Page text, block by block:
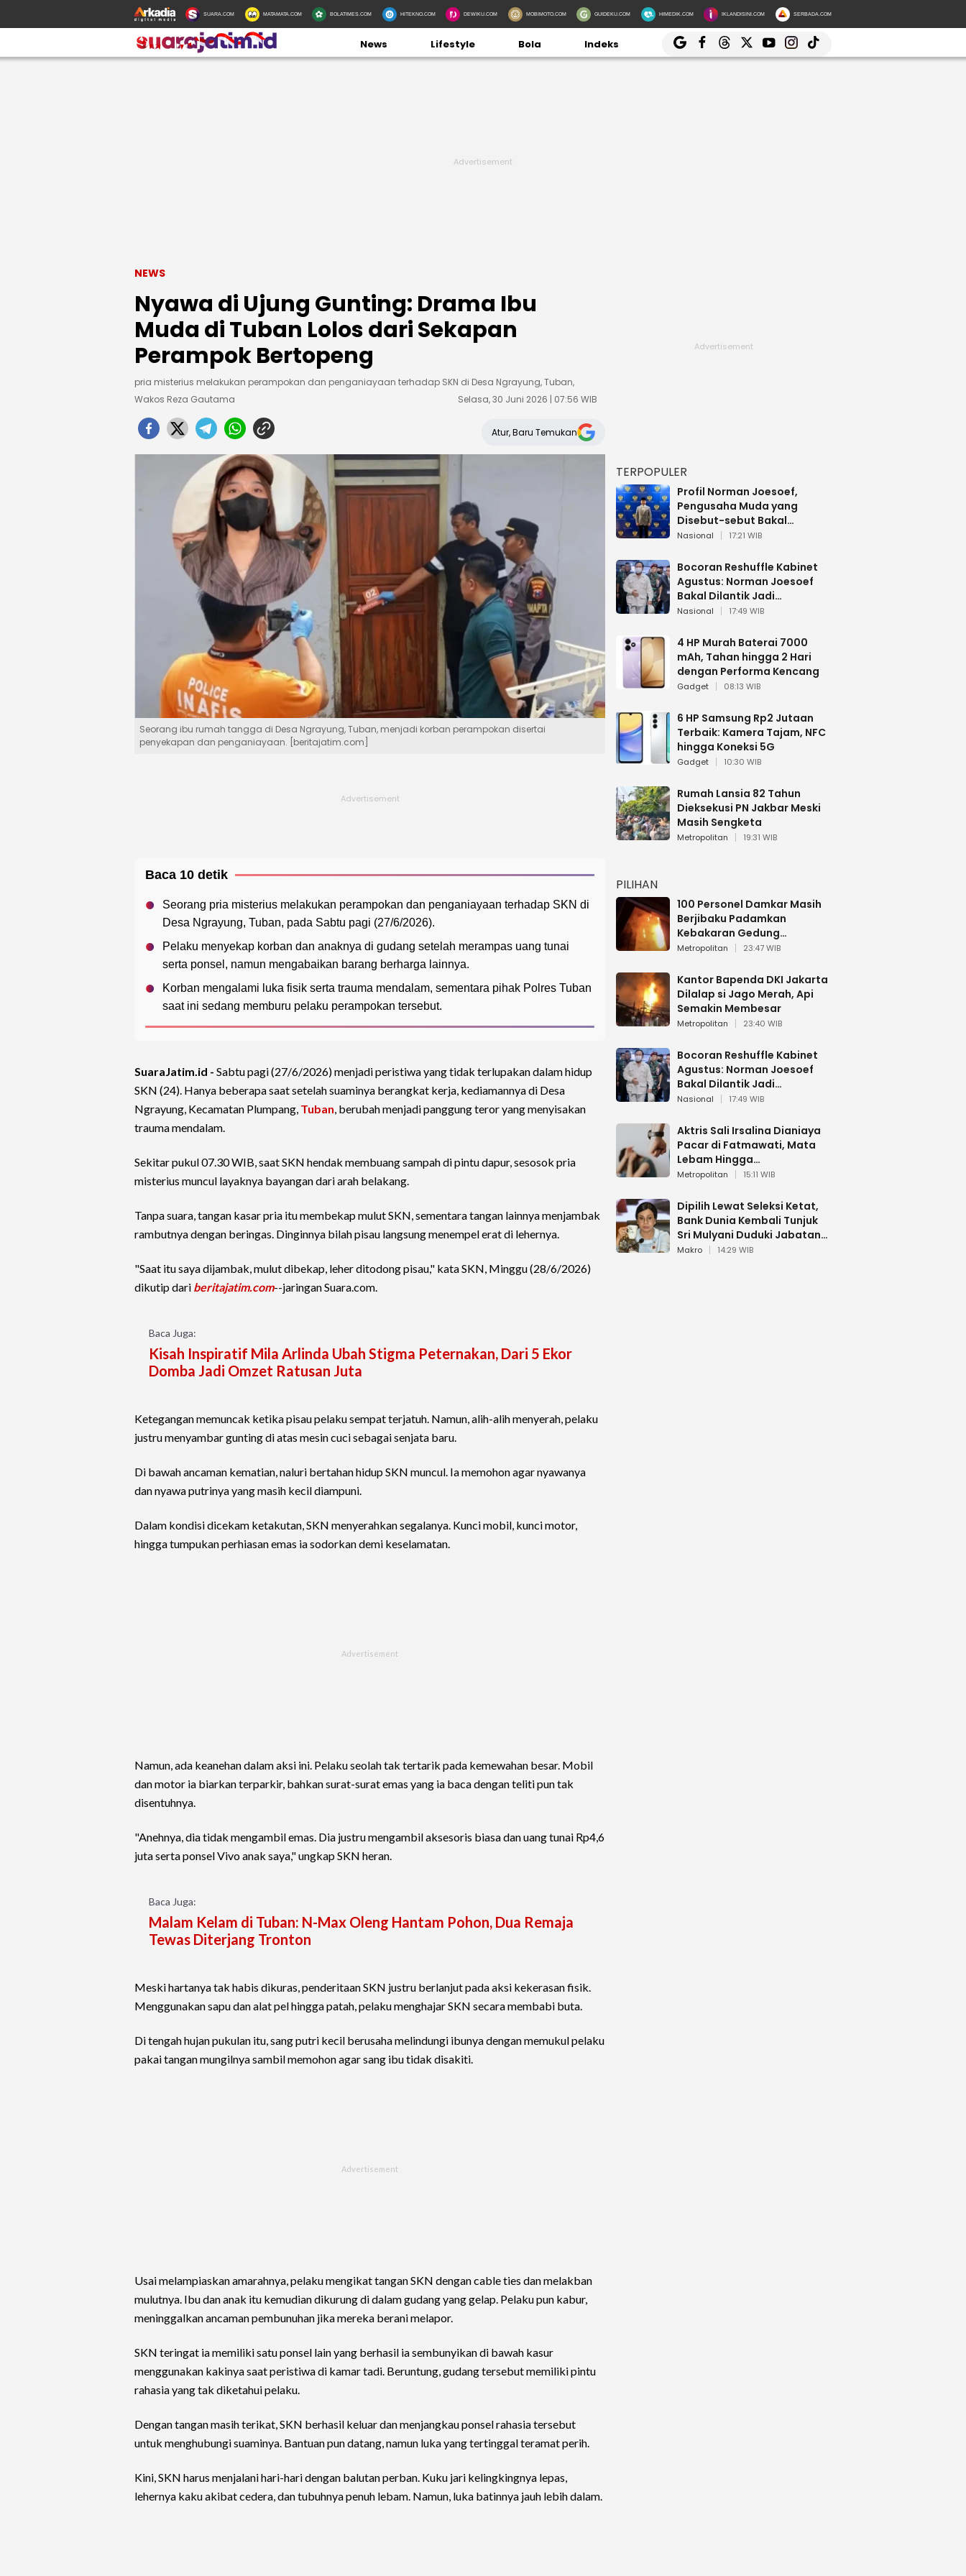
SUARA.COM MATAMATA.COM BOLATIMES.COM HITEKNO.COM DEWIKU.COM MOBIMOTO.COM GUIDEKU.COM HIMEDIK.COM IKLANDISINI.COM SERBADA.COM
News Lifestyle Bola Indeks
NEWS
Nyawa di Ujung Gunting: Drama Ibu
Muda di Tuban Lolos dari Sekapan
Perampok Bertopeng
pria misterius melakukan perampokan dan penganiayaan terhadap SKN di Desa Ngrayung, Tuban,
Wakos Reza Gautama
Selasa, 30 Juni 2026 | 07:56 WIB
Atur, Baru Temukan
Seorang ibu rumah tangga di Desa Ngrayung, Tuban, menjadi korban perampokan disertai
penyekapan dan penganiayaan. [beritajatim.com]
Baca 10 detik
Seorang pria misterius melakukan perampokan dan penganiayaan terhadap SKN di
Desa Ngrayung, Tuban, pada Sabtu pagi (27/6/2026).
Pelaku menyekap korban dan anaknya di gudang setelah merampas uang tunai
serta ponsel, namun mengabaikan barang berharga lainnya.
Korban mengalami luka fisik serta trauma mendalam, sementara pihak Polres Tuban
saat ini sedang memburu pelaku perampokan tersebut.
SuaraJatim.id - Sabtu pagi (27/6/2026) menjadi peristiwa yang tidak terlupakan dalam hidup
SKN (24). Hanya beberapa saat setelah suaminya berangkat kerja, kediamannya di Desa
Ngrayung, Kecamatan Plumpang, Tuban, berubah menjadi panggung teror yang menyisakan
trauma mendalam.
Sekitar pukul 07.30 WIB, saat SKN hendak membuang sampah di pintu dapur, sesosok pria
misterius muncul layaknya bayangan dari arah belakang.
Tanpa suara, tangan kasar pria itu membekap mulut SKN, sementara tangan lainnya menjambak
rambutnya dengan beringas. Dinginnya bilah pisau langsung menempel erat di lehernya.
"Saat itu saya dijambak, mulut dibekap, leher ditodong pisau," kata SKN, Minggu (28/6/2026)
dikutip dari beritajatim.com--jaringan Suara.com.
Baca Juga:
Kisah Inspiratif Mila Arlinda Ubah Stigma Peternakan, Dari 5 Ekor
Domba Jadi Omzet Ratusan Juta
Ketegangan memuncak ketika pisau pelaku sempat terjatuh. Namun, alih-alih menyerah, pelaku
justru menyambar gunting di atas mesin cuci sebagai senjata baru.
Di bawah ancaman kematian, naluri bertahan hidup SKN muncul. Ia memohon agar nyawanya
dan nyawa putrinya yang masih kecil diampuni.
Dalam kondisi dicekam ketakutan, SKN menyerahkan segalanya. Kunci mobil, kunci motor,
hingga tumpukan perhiasan emas ia sodorkan demi keselamatan.
Namun, ada keanehan dalam aksi ini. Pelaku seolah tak tertarik pada kemewahan besar. Mobil
dan motor ia biarkan terparkir, bahkan surat-surat emas yang ia baca dengan teliti pun tak
disentuhnya.
"Anehnya, dia tidak mengambil emas. Dia justru mengambil aksesoris biasa dan uang tunai Rp4,6
juta serta ponsel Vivo anak saya," ungkap SKN heran.
Baca Juga:
Malam Kelam di Tuban: N-Max Oleng Hantam Pohon, Dua Remaja
Tewas Diterjang Tronton
Meski hartanya tak habis dikuras, penderitaan SKN justru berlanjut pada aksi kekerasan fisik.
Menggunakan sapu dan alat pel hingga patah, pelaku menghajar SKN secara membabi buta.
Di tengah hujan pukulan itu, sang putri kecil berusaha melindungi ibunya dengan memukul pelaku
pakai tangan mungilnya sambil memohon agar sang ibu tidak disakiti.
Usai melampiaskan amarahnya, pelaku mengikat tangan SKN dengan cable ties dan melakban
mulutnya. Ibu dan anak itu kemudian dikurung di dalam gudang yang gelap. Pelaku pun kabur,
meninggalkan ancaman pembunuhan jika mereka berani melapor.
SKN teringat ia memiliki satu ponsel lain yang berhasil ia sembunyikan di bawah kasur
menggunakan kakinya saat peristiwa di kamar tadi. Beruntung, gudang tersebut memiliki pintu
rahasia yang tak diketahui pelaku.
Dengan tangan masih terikat, SKN berhasil keluar dan menjangkau ponsel rahasia tersebut
untuk menghubungi suaminya. Bantuan pun datang, namun luka yang tertinggal teramat perih.
Kini, SKN harus menjalani hari-hari dengan balutan perban. Kuku jari kelingkingnya lepas,
lehernya kaku akibat cedera, dan tubuhnya penuh lebam. Namun, luka batinnya jauh lebih dalam.
TERPOPULER
Profil Norman Joesoef,
Pengusaha Muda yang
Disebut-sebut Bakal
Dilantik Jadi Wamenhan RI
Nasional 17:21 WIB
Bocoran Reshuffle Kabinet
Agustus: Norman Joesoef
Bakal Dilantik Jadi
Wamenhan RI
Nasional 17:49 WIB
4 HP Murah Baterai 7000
mAh, Tahan hingga 2 Hari
dengan Performa Kencang
Gadget 08:13 WIB
6 HP Samsung Rp2 Jutaan
Terbaik: Kamera Tajam, NFC
hingga Koneksi 5G
Gadget 10:30 WIB
Rumah Lansia 82 Tahun
Dieksekusi PN Jakbar Meski
Masih Sengketa
Metropolitan 19:31 WIB
PILIHAN
100 Personel Damkar Masih
Berjibaku Padamkan
Kebakaran Gedung
Bapenda DKI
Metropolitan 23:47 WIB
Kantor Bapenda DKI Jakarta
Dilalap si Jago Merah, Api
Semakin Membesar
Metropolitan 23:40 WIB
Bocoran Reshuffle Kabinet
Agustus: Norman Joesoef
Bakal Dilantik Jadi
Wamenhan RI
Nasional 17:49 WIB
Aktris Sali Irsalina Dianiaya
Pacar di Fatmawati, Mata
Lebam Hingga
Diselamatkan Polantas
Metropolitan 15:11 WIB
Dipilih Lewat Seleksi Ketat,
Bank Dunia Kembali Tunjuk
Sri Mulyani Duduki Jabatan
Strategis
Makro 14:29 WIB